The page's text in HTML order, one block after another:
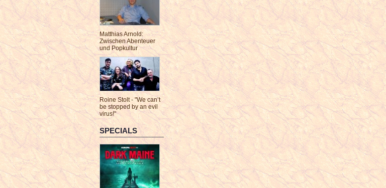
Matthias Arnold:
Zwischen Abenteuer
und Popkultur
Roine Stolt - "We can’t
be stopped by an evil
virus!"
SPECIALS